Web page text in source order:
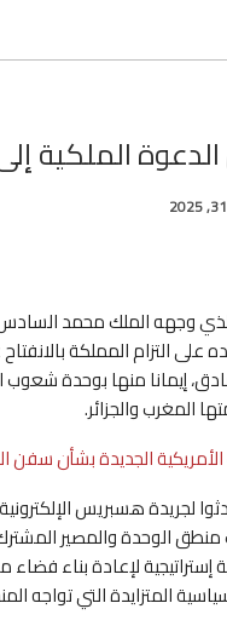
الملكية
وجهه الملك محمد السادس
على التزام المملكة
إيمانا منها بوحدة
المغرب والجزائر.
الجديدة بشأن سفن
لجريدة هسبريس
منطق الوحدة والمصير
لإعادة بناء
المتزايدة التي تواجه